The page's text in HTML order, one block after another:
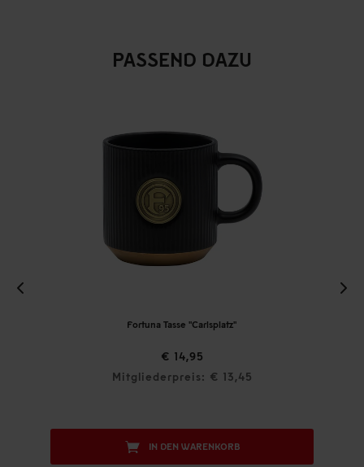
PASSEND DAZU
Fortuna Tasse "Carlsplatz"
€ 14,95
Mitgliederpreis: € 13,45
IN DEN WARENKORB